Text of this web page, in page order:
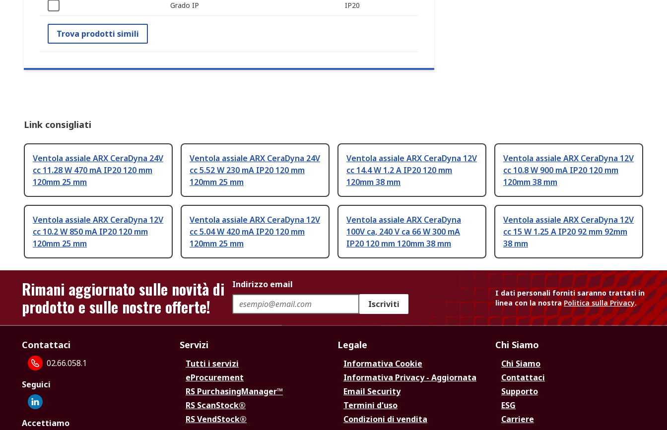
Grado IP IP20
Trova prodotti simili
Link consigliati
Ventola assiale ARX CeraDyna 24V
cc 11.28 W 470 mA IP20 120 mm
120mm 25 mm
Ventola assiale ARX CeraDyna 24V
cc 5.52 W 230 mA IP20 120 mm
120mm 25 mm
Ventola assiale ARX CeraDyna 12V
cc 14.4 W 1.2 A IP20 120 mm
120mm 38 mm
Ventola assiale ARX CeraDyna 12V
cc 10.8 W 900 mA IP20 120 mm
120mm 38 mm
Ventola assiale ARX CeraDyna 12V
cc 10.2 W 850 mA IP20 120 mm
120mm 25 mm
Ventola assiale ARX CeraDyna 12V
cc 5.04 W 420 mA IP20 120 mm
120mm 25 mm
Ventola assiale ARX CeraDyna
100V ca, 240 V ca 66 W 300 mA
IP20 120 mm 120mm 38 mm
Ventola assiale ARX CeraDyna 12V
cc 15 W 1.25 A IP20 92 mm 92mm
38 mm
Rimani aggiornato sulle novità di
prodotto e sulle nostre offerte!
Indirizzo email
Iscriviti
I dati personali forniti saranno trattati in
linea con la nostraPolitica sulla Privacy.
Contattaci
02.66.058.1
Seguici
Accettiamo
Servizi
Tutti i servizi
eProcurement
RS PurchasingManager™
RS ScanStock®
RS VendStock®
Legale
Informativa Cookie
Informativa Privacy - Aggiornata
Email Security
Termini d'uso
Condizioni di vendita
Chi Siamo
Chi Siamo
Contattaci
Supporto
ESG
Carriere